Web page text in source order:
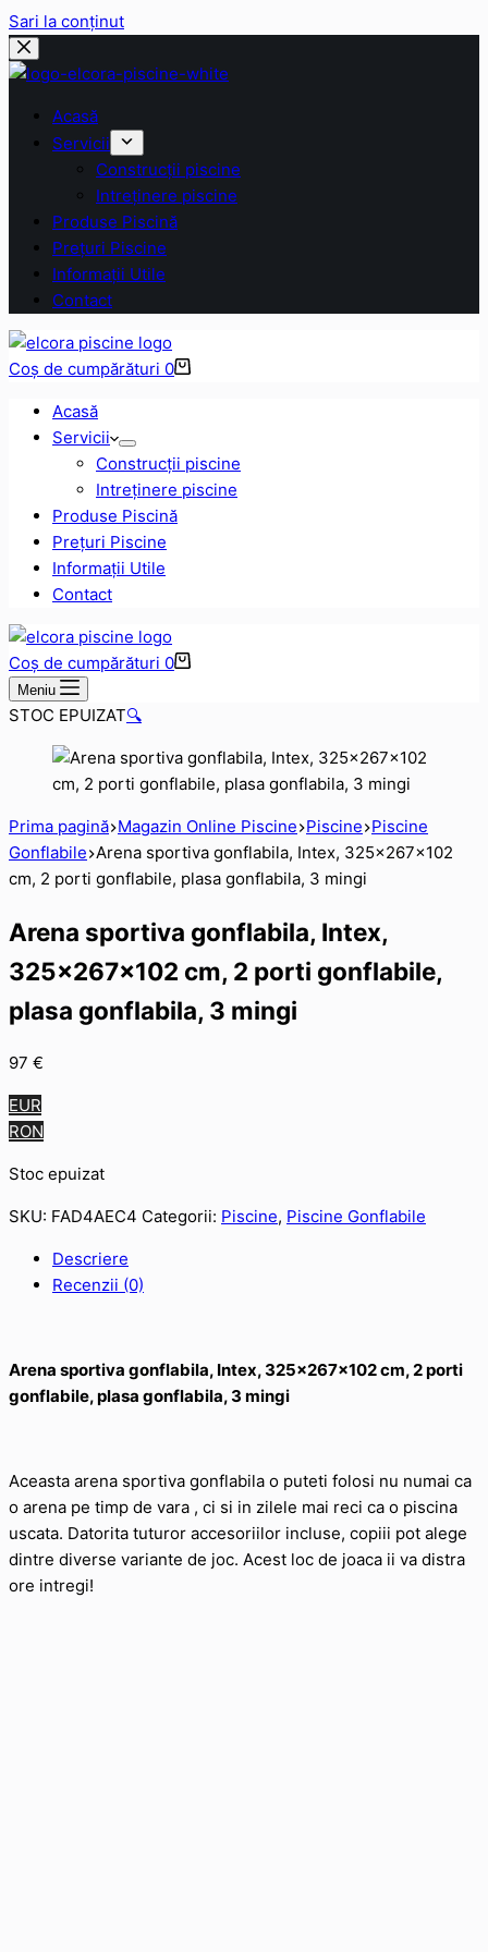
Sari la conținut
Acasă
Servicii
Construcții piscine
Intreținere piscine
Produse Piscină
Prețuri Piscine
Informații Utile
Contact
Coș de cumpărături 0
Acasă
Servicii
Construcții piscine
Intreținere piscine
Produse Piscină
Prețuri Piscine
Informații Utile
Contact
Coș de cumpărături 0
Meniu
STOC EPUIZAT🔍
Prima pagină Magazin Online Piscine Piscine Piscine
Gonflabile Arena sportiva gonflabila, Intex, 325x267x102
cm, 2 porti gonflabile, plasa gonflabila, 3 mingi
Arena sportiva gonflabila, Intex,
325x267x102 cm, 2 porti gonflabile,
plasa gonflabila, 3 mingi
97 €
EUR
RON
Stoc epuizat
SKU: FAD4AEC4 Categorii: Piscine, Piscine Gonflabile
Descriere
Recenzii (0)
Arena sportiva gonflabila, Intex, 325x267x102 cm, 2 porti
gonflabile, plasa gonflabila, 3 mingi
Aceasta arena sportiva gonflabila o puteti folosi nu numai ca
o arena pe timp de vara , ci si in zilele mai reci ca o piscina
uscata. Datorita tuturor accesoriilor incluse, copiii pot alege
dintre diverse variante de joc. Acest loc de joaca ii va distra
ore intregi!